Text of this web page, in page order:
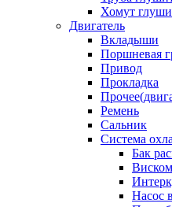
Хомут
Двигатель
Вкладыши
Поршневая
Привод
Прокладка
Ремень
Сальник
Система
Бак
Насос